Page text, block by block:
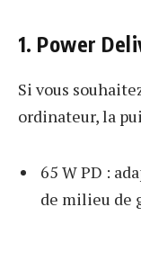
1. Power
Si vous
ordinateur, la
65 W PD :
de milieu de